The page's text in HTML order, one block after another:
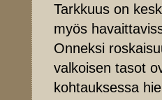
Tarkkuus on
myös
Onneksi
valkoisen tasot
kohtauksessa